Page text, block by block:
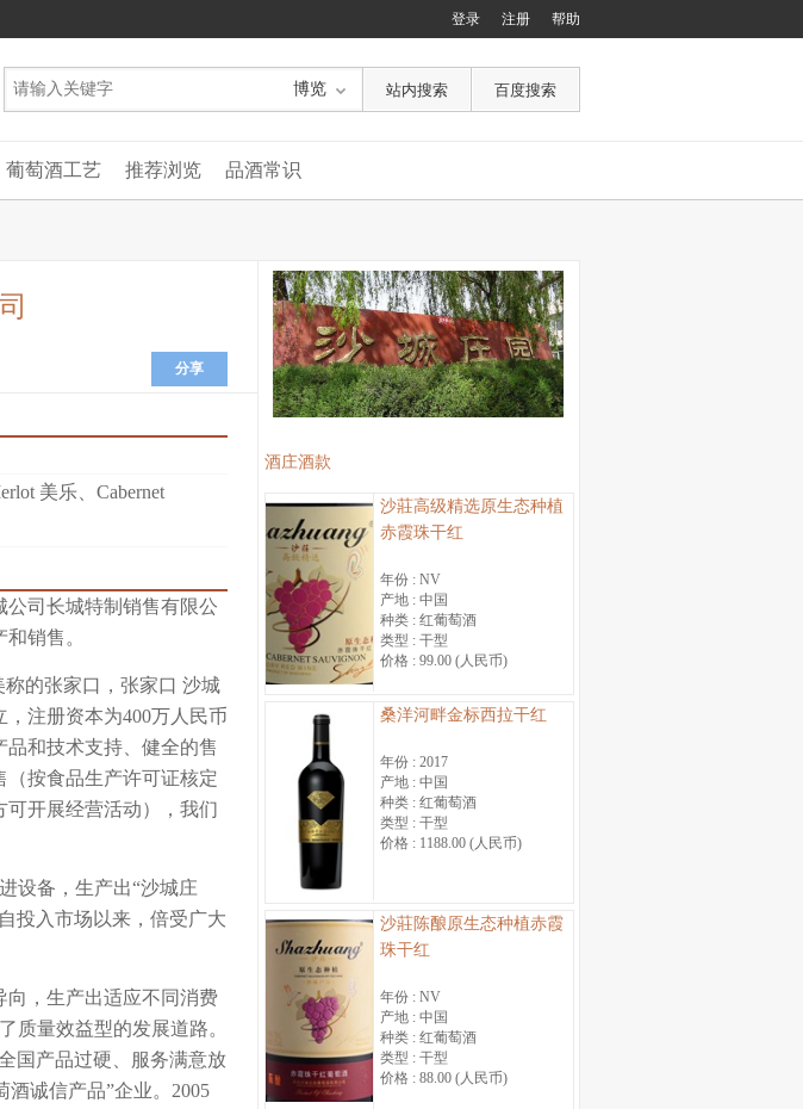
帮助
注册
登录
博览
葡萄酒工艺 推荐浏览 品酒常识
分享
美乐
Cabernet
公司长城特制销售有限公
销售。
的张家口，张家口 沙城
注册资本为400万人民币
品和技术支持、健全的售
（按食品生产许可证核定
开展经营活动），我们
设备，生产出“沙城庄
投入市场以来，倍受广大
向，生产出适应不同消费
质量效益型的发展道路。
国产品过硬、服务满意放
诚信产品”企业。2005
酒庄酒款
沙莊高级精选原生态种植
赤霞珠干红
年份 : NV
产地 : 中国
种类 : 红葡萄酒
类型 : 干型
价格 : 99.00 (人民币)
桑洋河畔金标西拉干红
年份 : 2017
产地 : 中国
种类 : 红葡萄酒
类型 : 干型
价格 : 1188.00 (人民币)
沙莊陈酿原生态种植赤霞
珠干红
年份 : NV
产地 : 中国
种类 : 红葡萄酒
类型 : 干型
价格 : 88.00 (人民币)